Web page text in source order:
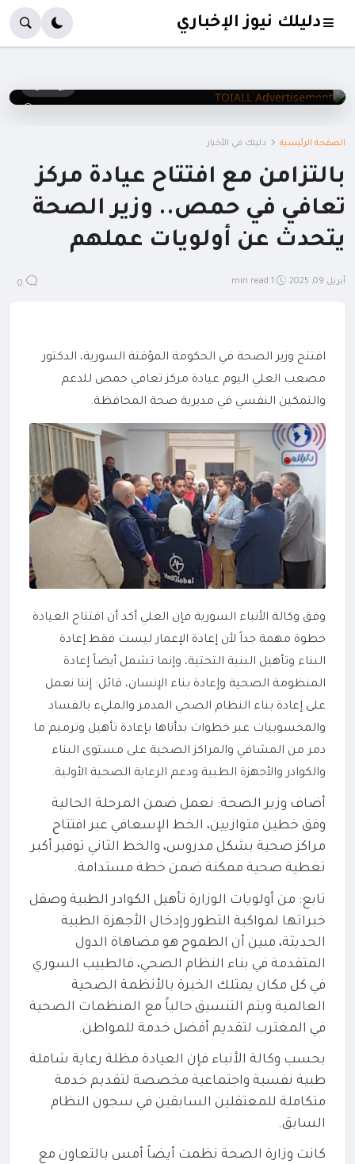
دليلك نيوز الإخباري
ⓘ إعلان
الصفحة الرئيسية دليلك في الأخبار
بالتزامن مع افتتاح عيادة مركز
تعافي في حمص.. وزير الصحة
يتحدث عن أولويات عملهم
أبريل 09, 2025 1 min read
0
افتتح وزير الصحة في الحكومة المؤقتة السورية، الدكتور
مصعب العلي اليوم عيادة مركز تعافي حمص للدعم
والتمكين النفسي في مديرية صحة المحافظة.
وفق وكالة الأنباء السورية فإن العلي أكد أن افتتاح العيادة
خطوة مهمة جداً لأن إعادة الإعمار ليست فقط إعادة
البناء وتأهيل البنية التحتية، وإنما تشمل أيضاً إعادة
المنظومة الصحية وإعادة بناء الإنسان، قائل: إننا نعمل
على إعادة بناء النظام الصحي المدمر والمليء بالفساد
والمحسوبيات عبر خطوات بدأناها بإعادة تأهيل وترميم ما
دمر من المشافي والمراكز الصحية على مستوى البناء
والكوادر والأجهزة الطبية ودعم الرعاية الصحية الأولية.
أضاف وزير الصحة: نعمل ضمن المرحلة الحالية
وفق خطين متوازيين، الخط الإسعافي عبر افتتاح
مراكز صحية بشكل مدروس، والخط الثاني توفير أكبر
تغطية صحية ممكنة ضمن خطة مستدامة.
تابع: من أولويات الوزارة تأهيل الكوادر الطبية وصقل
خبراتها لمواكبة التطور وإدخال الأجهزة الطبية
الحديثة، مبين أن الطموح هو مضاهاة الدول
المتقدمة في بناء النظام الصحي، فالطبيب السوري
في كل مكان يمتلك الخبرة بالأنظمة الصحية
العالمية ويتم التنسيق حالياً مع المنظمات الصحية
في المغترب لتقديم أفضل خدمة للمواطن.
بحسب وكالة الأنباء فإن العيادة مظلة رعاية شاملة
طبية نفسية واجتماعية مخصصة لتقديم خدمة
متكاملة للمعتقلين السابقين في سجون النظام
السابق.
كانت وزارة الصحة نظمت أيضاً أمس بالتعاون مع